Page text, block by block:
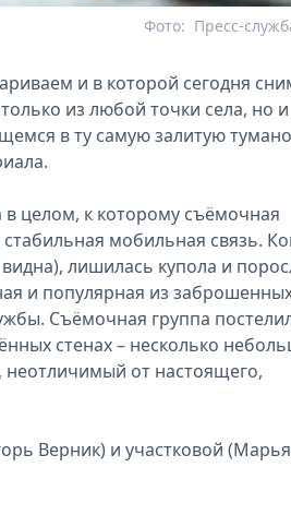
Пресс-
Фото:
и в которой сегодня
из любой точки села, но и
в ту самую залитую
в целом, к которому съёмочная
мобильная связь.
лишилась купола и
и популярная из
Съёмочная группа
стенах – несколько
неотличимый от настоящего,
Верник) и участковой